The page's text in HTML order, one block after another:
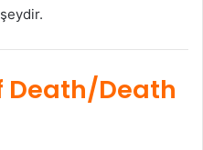
Death/Death